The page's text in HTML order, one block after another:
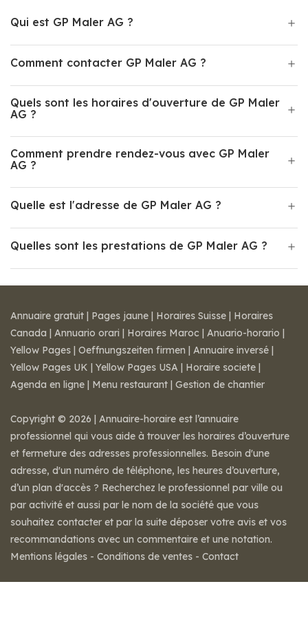
Qui est GP Maler AG ?
Comment contacter GP Maler AG ?
Quels sont les horaires d'ouverture de GP Maler
AG ?
Comment prendre rendez-vous avec GP Maler
AG ?
Quelle est l'adresse de GP Maler AG ?
Quelles sont les prestations de GP Maler AG ?
Annuaire gratuit | Pages jaune | Horaires Suisse | Horaires
Canada | Annuario orari | Horaires Maroc | Anuario-horario |
Yellow Pages | Oeffnungszeiten firmen | Annuaire inversé |
Yellow Pages UK | Yellow Pages USA | Horaire societe |
Agenda en ligne | Menu restaurant | Gestion de chantier
Copyright © 2026 | Annuaire-horaire est l’annuaire
professionnel qui vous aide à trouver les horaires d’ouverture
et fermeture des adresses professionnelles. Besoin d'une
adresse, d'un numéro de téléphone, les heures d’ouverture,
d’un plan d'accès ? Recherchez le professionnel par ville ou
par activité et aussi par le nom de la société que vous
souhaitez contacter et par la suite déposer votre avis et vos
recommandations avec un commentaire et une notation.
Mentions légales - Conditions de ventes - Contact